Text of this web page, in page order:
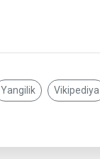
Yangilik Vikipediya